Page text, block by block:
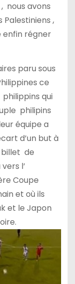
nous avons
Palestiniens ,
enfin régner
paru sous
ce
qui
philipins
équipe a
d’un but à
billet de
l’
Coupe
et où ils
et le Japon